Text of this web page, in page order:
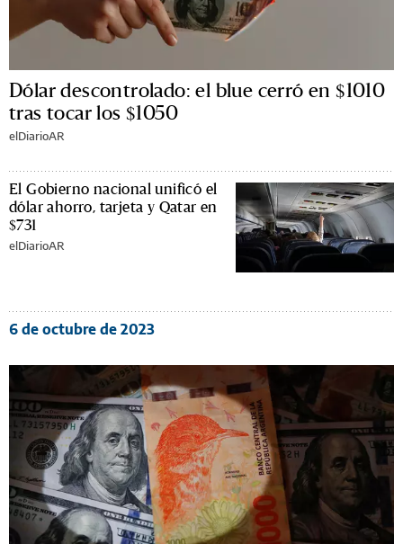
Dólar descontrolado: el blue cerró en $1010
tras tocar los $1050
elDiarioAR
El Gobierno nacional unificó el
dólar ahorro, tarjeta y Qatar en
$731
elDiarioAR
6 de octubre de 2023